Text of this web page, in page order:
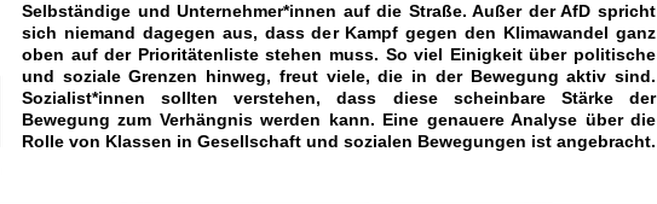
Selbständige und Unternehmer*innen auf die Straße. Außer der AfD spricht
sich niemand dagegen aus, dass der Kampf gegen den Klimawandel ganz
oben auf der Prioritätenliste stehen muss. So viel Einigkeit über politische
und soziale Grenzen hinweg, freut viele, die in der Bewegung aktiv sind.
Sozialist*innen sollten verstehen, dass diese scheinbare Stärke der
Bewegung zum Verhängnis werden kann. Eine genauere Analyse über die
Rolle von Klassen in Gesellschaft und sozialen Bewegungen ist angebracht.